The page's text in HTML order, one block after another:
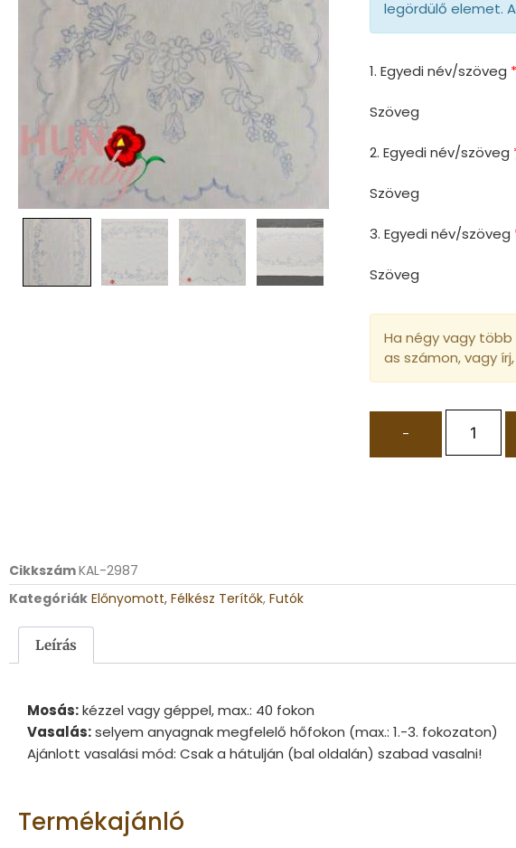
legördülő elemet.
1. Egyedi név/szöveg *
Szöveg
2. Egyedi név/szöveg
Szöveg
3. Egyedi név/szöveg
Szöveg
Ha négy vagy
as számon, vagy
-
CikkszámKAL-2987
Kategóriák Előnyomott, Félkész Terítők, Futók
Leírás
Mosás:kézzel vagy géppel, max.: 40 fokon
Vasalás:selyem anyagnak megfelelő hőfokon (max.: 1.-3. fokozaton)
Ajánlott vasalási mód: Csak a hátulján (bal oldalán) szabad vasalni!
Termékajánló